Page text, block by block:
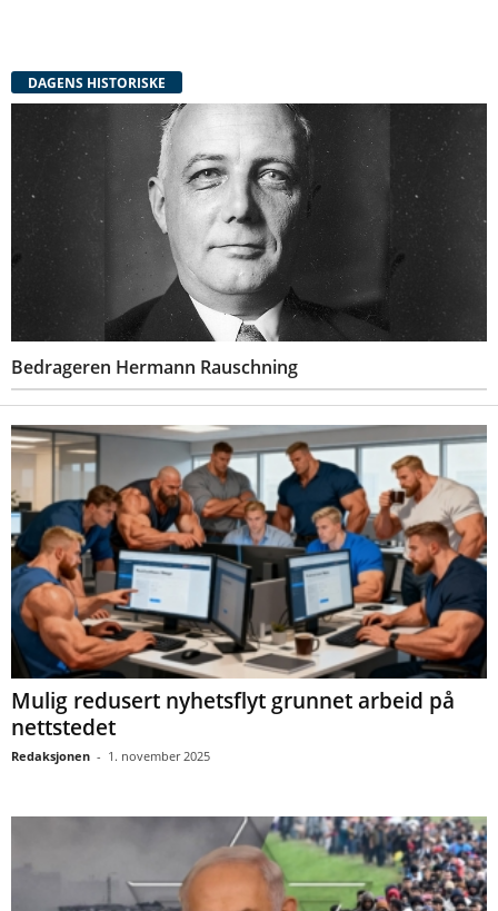
DAGENS HISTORISKE
Bedrageren Hermann Rauschning
Mulig redusert nyhetsflyt grunnet arbeid på
nettstedet
Redaksjonen - 1. november 2025